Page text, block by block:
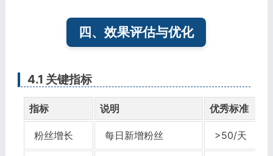
四、效果评估与优化
4.1 关键指标
指标 说明 优秀标准
粉丝增长 每日新增粉丝 >50/天